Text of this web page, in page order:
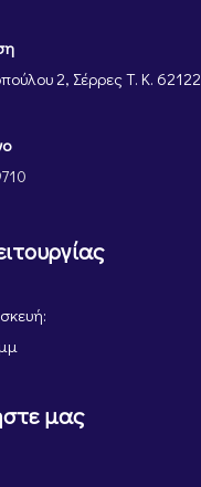
2, Σέρρες Τ. Κ. 62122
μας